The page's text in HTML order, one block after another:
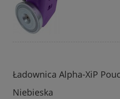
Ładownica Alpha-XiP
Niebieska